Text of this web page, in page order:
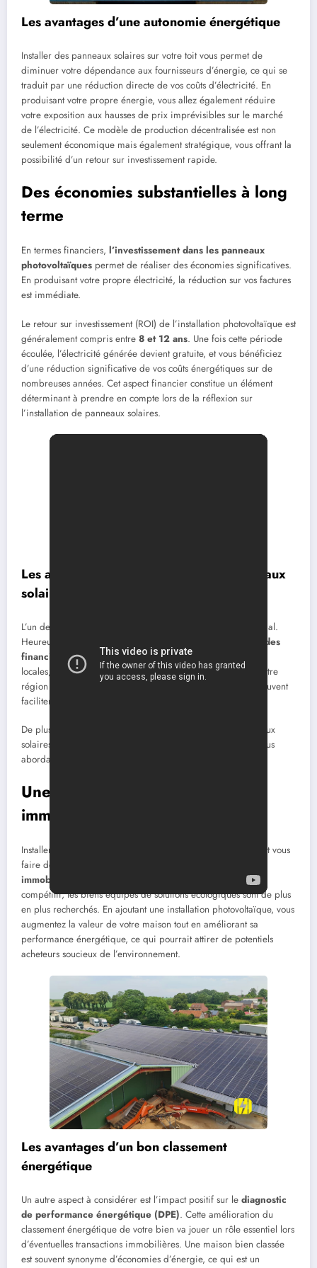
Les avantages d’une autonomie énergétique
Installer des panneaux solaires sur votre toit vous permet de
diminuer votre dépendance aux fournisseurs d’énergie, ce qui se
traduit par une réduction directe de vos coûts d’électricité. En
produisant votre propre énergie, vous allez également réduire
votre exposition aux hausses de prix imprévisibles sur le marché
de l’électricité. Ce modèle de production décentralisée est non
seulement économique mais également stratégique, vous offrant la
possibilité d’un retour sur investissement rapide.
Des économies substantielles à long
terme
En termes financiers, l’investissement dans les panneaux
photovoltaïques permet de réaliser des économies significatives.
En produisant votre propre électricité, la réduction sur vos factures
est immédiate.
Le retour sur investissement (ROI) de l’installation photovoltaïque est
généralement compris entre 8 et 12 ans. Une fois cette période
écoulée, l’électricité générée devient gratuite, et vous bénéficiez
d’une réduction significative de vos coûts énergétiques sur de
nombreuses années. Cet aspect financier constitue un élément
déterminant à prendre en compte lors de la réflexion sur
l’installation de panneaux solaires.
Les aides financières en faveur des panneaux
solaires
L’un des principaux freins à l’investissement reste le coût initial.
Heureusement, l’État français a mis en place
différentes aides
financières, telles que les crédits d’impôt et les subventions
locales, pour alléger ce fardeau. Informez-vous auprès de votre
région pour connaître les multiples aides disponibles qui peuvent
faciliter votre transition énergétique.
De plus, le taux de TVA sur l’achat et l’installation de panneaux
solaires peut être réduit, ce qui rend cette solution encore plus
abordable.
Une valorisation de votre bien
immobilier
Installer des panneaux solaires sur votre toit va non seulement vous
faire des économies mais également valoriser votre
immobilier
. Dans un marché immobilier de plus en plus
compétitif, les biens équipés de solutions écologiques sont de plus
en plus recherchés. En ajoutant une installation photovoltaïque, vous
augmentez la valeur de votre maison tout en améliorant sa
performance énergétique, ce qui pourrait attirer de potentiels
acheteurs soucieux de l’environnement.
Les avantages d’un bon classement
énergétique
Un autre aspect à considérer est l’impact positif sur le diagnostic
de performance énergétique (DPE). Cette amélioration du
classement énergétique de votre bien va jouer un rôle essentiel lors
d’éventuelles transactions immobilières. Une maison bien classée
est souvent synonyme d’économies d’énergie, ce qui est un